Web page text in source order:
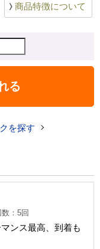
商品特徴について
る
を探す
数：5回
ンス最高、到着も